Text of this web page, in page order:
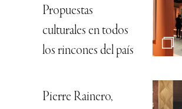
Propuestas
culturales en todos
los rincones del país
Pierre Rainero,